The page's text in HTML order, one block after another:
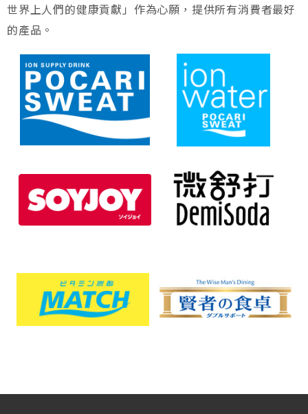
世界上人們的健康貢獻」作為心願，提供所有消費者最好
的產品。